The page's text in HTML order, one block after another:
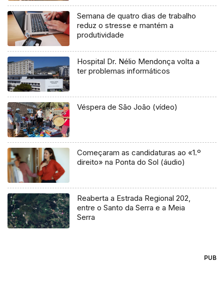
Semana de quatro dias de trabalho
reduz o stresse e mantém a
produtividade
Hospital Dr. Nélio Mendonça volta a
ter problemas informáticos
Véspera de São João (vídeo)
Começaram as candidaturas ao «1.º
direito» na Ponta do Sol (áudio)
Reaberta a Estrada Regional 202,
entre o Santo da Serra e a Meia
Serra
PUB